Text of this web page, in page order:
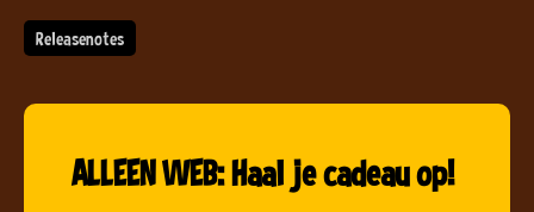
Releasenotes
ALLEEN WEB: Haal je cadeau op!